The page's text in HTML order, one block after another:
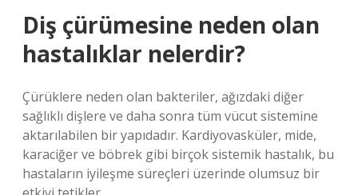
Diş çürümesine neden olan
hastalıklar nelerdir?
Çürüklere neden olan bakteriler, ağızdaki diğer
sağlıklı dişlere ve daha sonra tüm vücut sistemine
aktarılabilen bir yapıdadır. Kardiyovasküler, mide,
karaciğer ve böbrek gibi birçok sistemik hastalık, bu
hastaların iyileşme süreçleri üzerinde olumsuz bir